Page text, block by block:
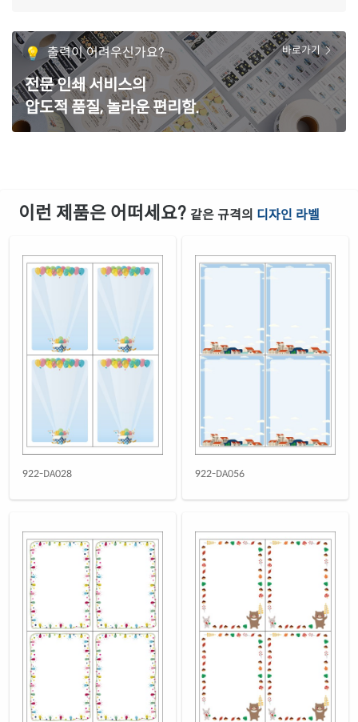
출력이 어려우신가요?
전문 인쇄 서비스의
압도적 품질, 놀라운 편리함.
바로가기
이런 제품은 어떠세요? 같은 규격의 디자인 라벨
922-DA028 922-DA056